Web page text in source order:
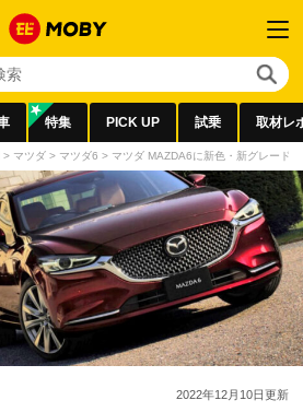
特集 PICK UP 試乗 取材レ
> マツダ > マツダ6 > マツダ MAZDA6に新色・新グレード
2022年12月10日更新